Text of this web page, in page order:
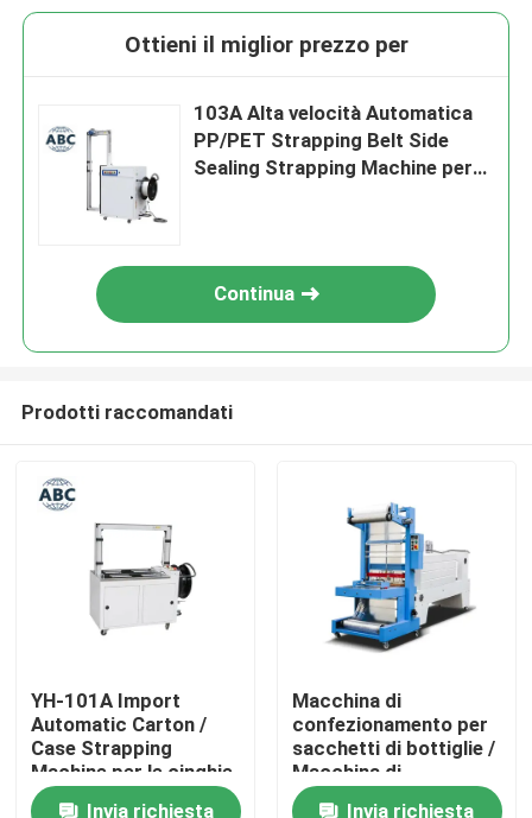
Prodotti
Su di noi
Ottieni il miglior prezzo per
103A Alta velocità Automatica
PP/PET Strapping Belt Side
Sealing Strapping Machine per
Continua
Prodotti raccomandati
YH-101A Import
Automatic Carton /
Case Strapping
Machine per le cinghie
PP sacchetto di
Invia richiesta
Macchina di
confezionamento per
sacchetti di bottiglie /
Macchina di
confezionamento per
Invia richiesta